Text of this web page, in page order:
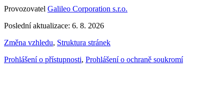
Provozovatel Galileo Corporation s.r.o.
Poslední aktualizace: 6. 8. 2026
Změna vzhledu, Struktura stránek
Prohlášení o přístupnosti, Prohlášení o ochraně soukromí